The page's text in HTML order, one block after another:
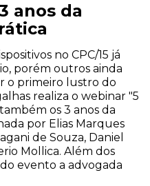
anos da
no CPC/15 já
porém outros ainda
o primeiro lustro do
realiza o webinar "5
os 3 anos da
por Elias Marques
de Souza, Daniel
Mollica. Além dos
evento a advogada